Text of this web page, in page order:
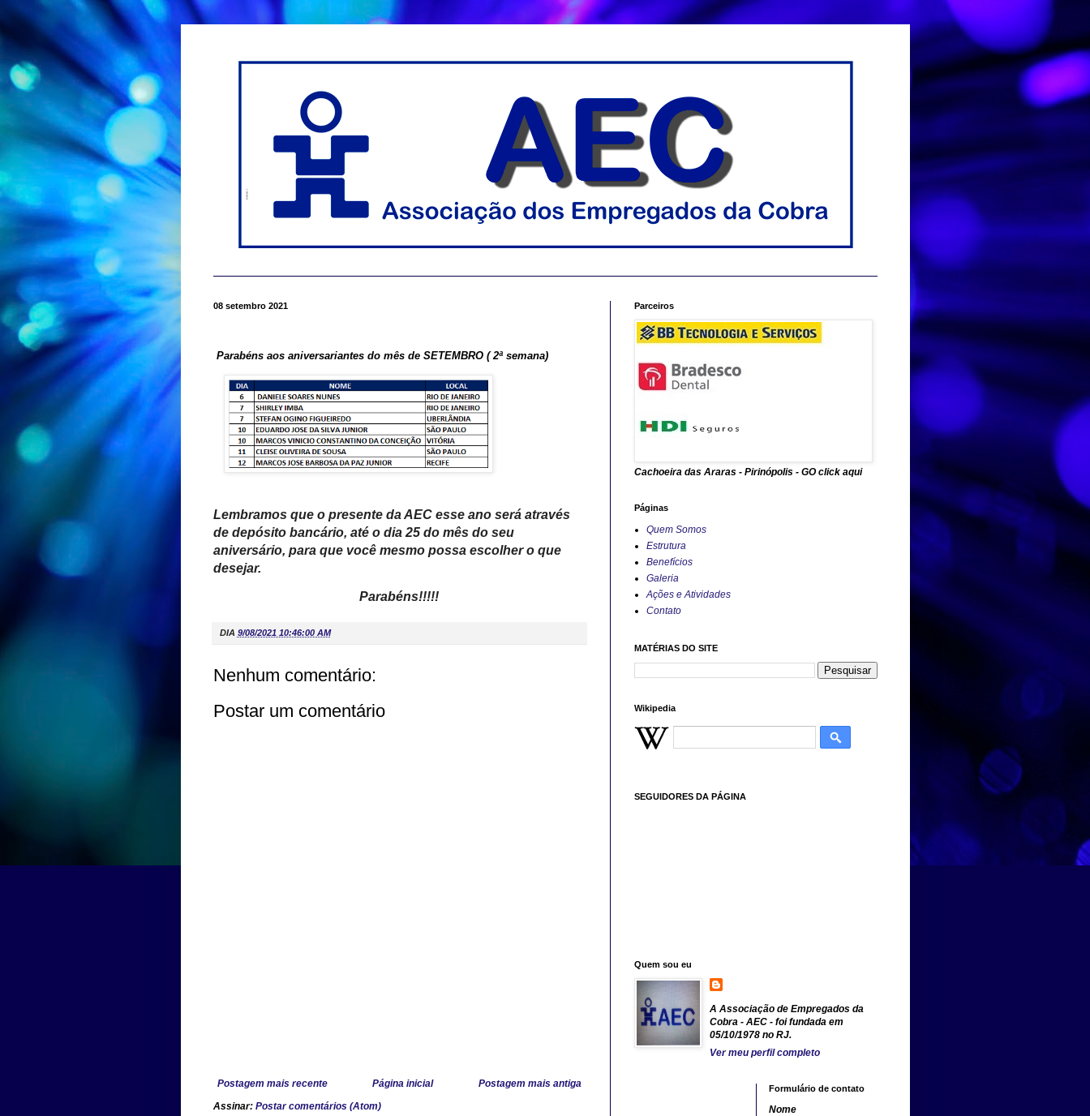
08 setembro 2021
Parabéns aos aniversariantes do mês de SETEMBRO ( 2ª semana)
Lembramos que o presente da AEC esse ano será através
de depósito bancário, até o dia 25 do mês do seu
aniversário, para que você mesmo possa escolher o que
desejar.
Parabéns!!!!!
DIA 9/08/2021 10:46:00 AM
Nenhum comentário:
Postar um comentário
Postagem mais recente Postagem mais antiga
Página inicial
Assinar: Postar comentários (Atom)
Parceiros
Cachoeira das Araras - Pirinópolis - GO click aqui
Páginas
Quem Somos
Estrutura
Benefícios
Galeria
Ações e Atividades
Contato
MATÉRIAS DO SITE
Wikipedia
SEGUIDORES DA PÁGINA
Quem sou eu
A Associação de Empregados da
Cobra - AEC - foi fundada em
05/10/1978 no RJ.
Ver meu perfil completo
Formulário de contato
Nome